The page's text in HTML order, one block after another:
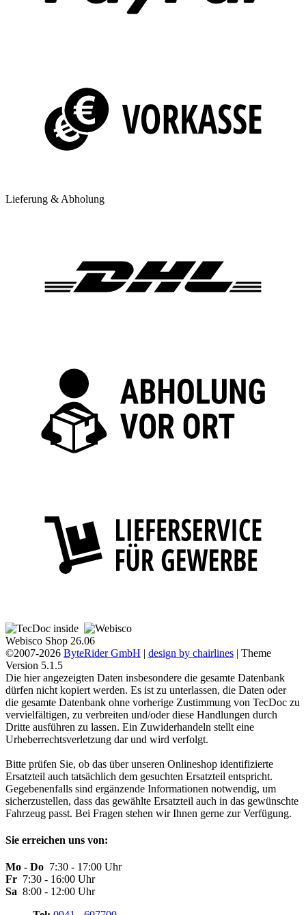
Lieferung & Abholung
Webisco Shop 26.06
©2007-2026 ByteRider GmbH | design by chairlines | Theme
Version 5.1.5
Die hier angezeigten Daten insbesondere die gesamte Datenbank
dürfen nicht kopiert werden. Es ist zu unterlassen, die Daten oder
die gesamte Datenbank ohne vorherige Zustimmung von TecDoc zu
vervielfältigen, zu verbreiten und/oder diese Handlungen durch
Dritte ausführen zu lassen. Ein Zuwiderhandeln stellt eine
Urheberrechtsverletzung dar und wird verfolgt.
Bitte prüfen Sie, ob das über unseren Onlineshop identifizierte
Ersatzteil auch tatsächlich dem gesuchten Ersatzteil entspricht.
Gegebenenfalls sind ergänzende Informationen notwendig, um
sicherzustellen, dass das gewählte Ersatzteil auch in das gewünschte
Fahrzeug passt. Bei Fragen stehen wir Ihnen gerne zur Verfügung.
Sie erreichen uns von:
Mo - Do 7:30 - 17:00 Uhr
Fr 7:30 - 16:00 Uhr
Sa 8:00 - 12:00 Uhr